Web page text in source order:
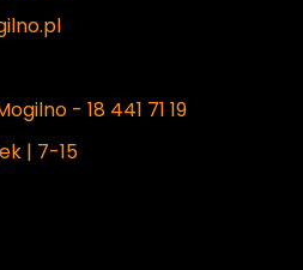
- 18 441 71 19
| 7-15